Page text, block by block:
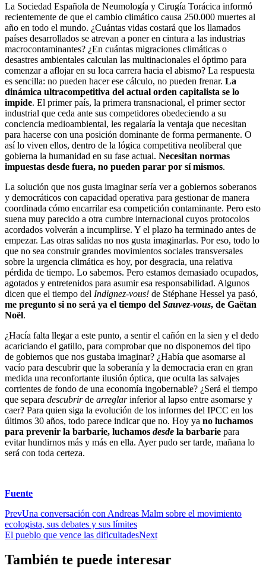
La Sociedad Española de Neumología y Cirugía Torácica informó
recientemente de que el cambio climático causa 250.000 muertes al
año en todo el mundo. ¿Cuántas vidas costará que los llamados
países desarrollados se atrevan a poner en cintura a las industrias
macrocontaminantes? ¿En cuántas migraciones climáticas o
desastres ambientales calculan las multinacionales el óptimo para
comenzar a aflojar en su loca carrera hacia el abismo? La respuesta
es sencilla: no pueden hacer ese cálculo, no pueden frenar. La
dinámica ultracompetitiva del actual orden capitalista se lo
impide. El primer país, la primera transnacional, el primer sector
industrial que ceda ante sus competidores obedeciendo a su
conciencia medioambiental, les regalaría la ventaja que necesitan
para hacerse con una posición dominante de forma permanente. O
así lo viven ellos, dentro de la lógica competitiva neoliberal que
gobierna la humanidad en su fase actual. Necesitan normas
impuestas desde fuera, no pueden parar por sí mismos.
La solución que nos gusta imaginar sería ver a gobiernos soberanos
y democráticos con capacidad operativa para gestionar de manera
coordinada cómo encarrilar esa competición contaminante. Pero esto
suena muy parecido a otra cumbre internacional cuyos protocolos
acordados volverán a incumplirse. Y el plazo ha terminado antes de
empezar. Las otras salidas no nos gusta imaginarlas. Por eso, todo lo
que no sea construir grandes movimientos sociales transversales
sobre la urgencia climática es hoy, por desgracia, una relativa
pérdida de tiempo. Lo sabemos. Pero estamos demasiado ocupados,
agotados y entretenidos para asumir esa responsabilidad. Algunos
dicen que el tiempo del Indignez-vous! de Stéphane Hessel ya pasó,
me pregunto si no será ya el tiempo del Sauvez-vous, de Gaëtan
Noël.
¿Hacía falta llegar a este punto, a sentir el cañón en la sien y el dedo
acariciando el gatillo, para comprobar que no disponemos del tipo
de gobiernos que nos gustaba imaginar? ¿Había que asomarse al
vacío para descubrir que la soberanía y la democracia eran en gran
medida una reconfortante ilusión óptica, que oculta las salvajes
corrientes de fondo de una economía ingobernable? ¿Será el tiempo
que separa descubrirde arreglarinferior al lapso entre asomarse y
caer? Para quien siga la evolución de los informes del IPCC en los
últimos 30 años, todo parece indicar que no. Hoy ya no luchamos
para prevenir la barbarie, luchamos desde la barbarie para
evitar hundirnos más y más en ella. Ayer pudo ser tarde, mañana lo
será con toda certeza.
Fuente
PrevUna conversación con Andreas Malm sobre el movimiento
ecologista, sus debates y sus límites
El pueblo que vence las dificultadesNext
También te puede interesar